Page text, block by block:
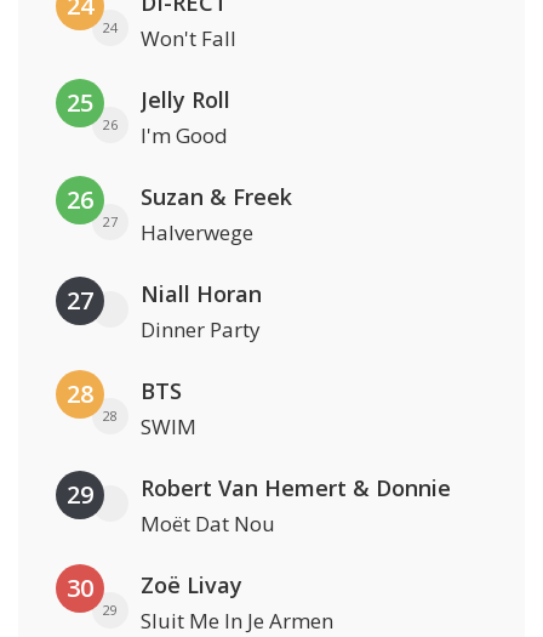
24 Won't Fall
25
26
Jelly Roll
I'm Good
26
27
Suzan & Freek
Halverwege
27 Niall Horan
Dinner Party
28
28
BTS
SWIM
29 Robert Van Hemert & Donnie
Moët Dat Nou
30
29
Zoë Livay
Sluit Me In Je Armen